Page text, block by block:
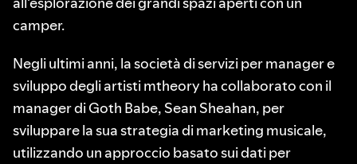
camper.
Negli ultimi anni, la società di servizi per manager e
sviluppo degli artisti mtheory ha collaborato con il
manager di Goth Babe, Sean Sheahan, per
sviluppare la sua strategia di marketing musicale,
utilizzando un approccio basato sui dati per